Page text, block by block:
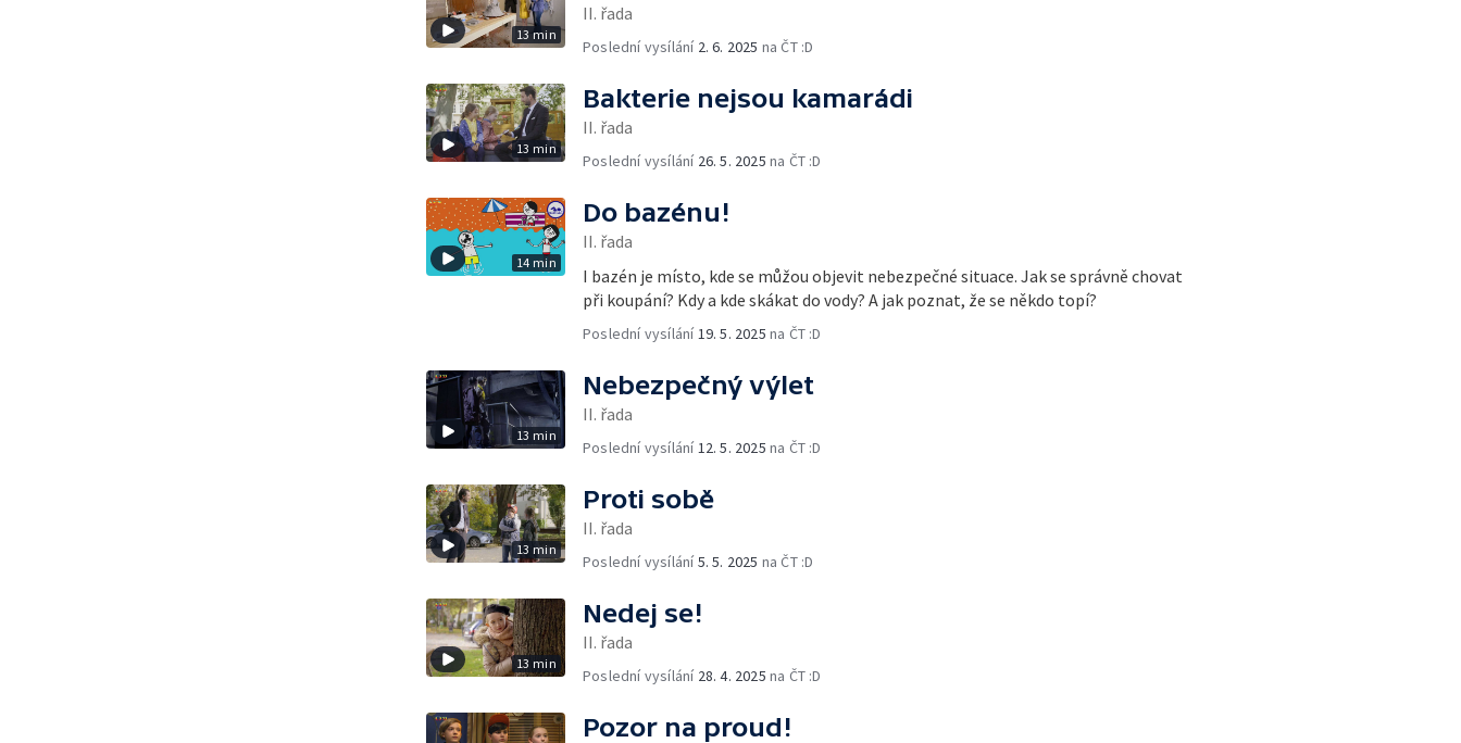
13 min
II. řada
Poslední vysílání 2. 6. 2025 na ČT :D
13 min
Bakterie nejsou kamarádi
II. řada
Poslední vysílání 26. 5. 2025 na ČT :D
14 min
Do bazénu!
II. řada
I bazén je místo, kde se můžou objevit nebezpečné situace. Jak se správně chovat
při koupání? Kdy a kde skákat do vody? A jak poznat, že se někdo topí?
Poslední vysílání 19. 5. 2025 na ČT :D
13 min
Nebezpečný výlet
II. řada
Poslední vysílání 12. 5. 2025 na ČT :D
13 min
Proti sobě
II. řada
Poslední vysílání5. 5. 2025 na ČT :D
13 min
Nedej se!
II. řada
Poslední vysílání 28. 4. 2025 na ČT :D
Pozor na proud!